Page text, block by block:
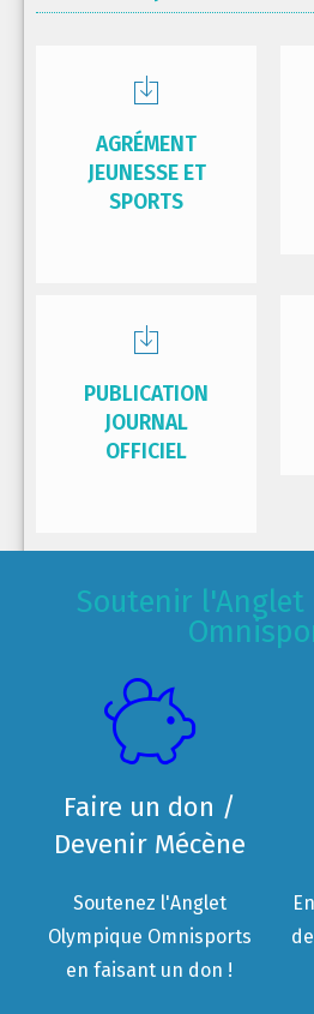
AGRÉMENT
JEUNESSE ET
SPORTS
PUBLICATION
JOURNAL
OFFICIEL
Soutenir l'Anglet
Faire un don /
Devenir Mécène
Soutenez l'Anglet
Olympique Omnisports
en faisant un don !